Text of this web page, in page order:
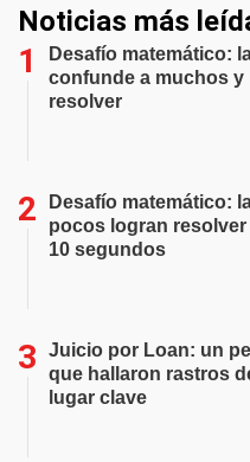
Noticias más
Desafío matemático:
confunde a muchos y
resolver
Desafío matemático:
pocos logran
10 segundos
Juicio por Loan: un
que hallaron rastros
lugar clave